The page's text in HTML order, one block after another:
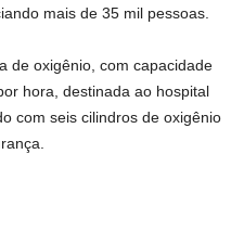
mais de 35 mil pessoas.
de oxigênio, com capacidade
hora, destinada ao hospital
com seis cilindros de oxigênio